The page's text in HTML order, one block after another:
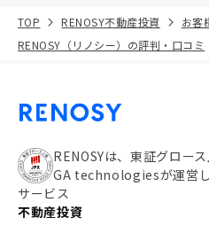
TOP RENOSY不動産投資
お客
RENOSY（リノシー）の評判・口コミ
RENOSYは、東証グロー
GA technologiesが運営し
サービス
不動産投資